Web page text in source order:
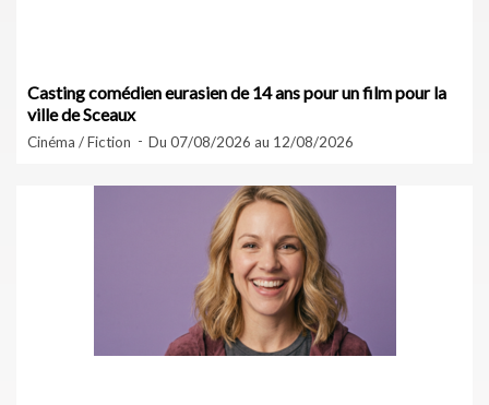
Casting comédien eurasien de 14 ans pour un film pour la
ville de Sceaux
Cinéma / Fiction Du 07/08/2026 au 12/08/2026